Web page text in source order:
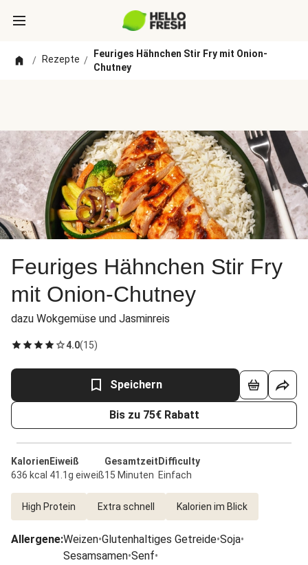
/ Rezepte /
Feuriges Hähnchen Stir Fry mit Onion-
Chutney
Feuriges Hähnchen Stir Fry
mit Onion-Chutney
dazu Wokgemüse und Jasminreis
4.0(15)
Speichern
Bis zu 75€ Rabatt
Kalorien
636 kcal
Eiweiß
41.1g eiweiß
Gesamtzeit
15 Minuten
Difficulty
Einfach
High Protein Extra schnell Kalorien im Blick
Allergene:Weizen•Glutenhaltiges Getreide•Soja•
Sesamsamen•Senf•